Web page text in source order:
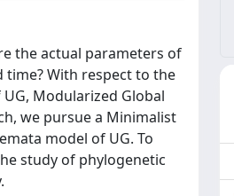
the actual parameters of
time? With respect to the
Modularized Global
we pursue a Minimalist
model of UG. To
study of phylogenetic